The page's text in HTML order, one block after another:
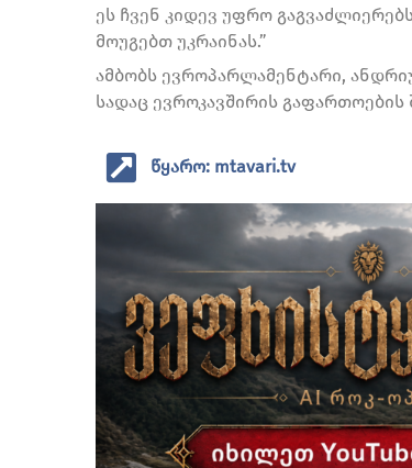
ეს ჩვენ კიდევ უფრო
მოუგებთ უკრაინას.”
ამბობს ევროპარლამენტარი,
სადაც ევროკავშირის
წყარო: mtavari.tv